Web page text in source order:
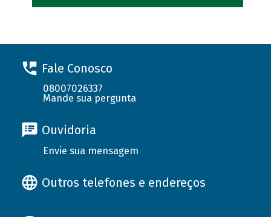
Fale Conosco
08007026337
Mande sua pergunta
Ouvidoria
Envie sua mensagem
Outros telefones e endereços